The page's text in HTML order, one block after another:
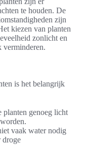
te houden. De
zijn
kiezen van planten
zonlicht en
verminderen.
is het belangrijk
planten genoeg licht
vaak water nodig
droge